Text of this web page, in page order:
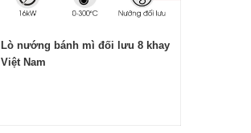
Lò nướng bánh mì đối lưu 8 khay
Việt Nam